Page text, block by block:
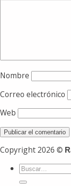
Nombre
Correo electrónico
Web
Copyright 2026 ©